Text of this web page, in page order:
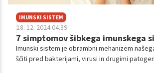
IMUNSKI SISTEM
18. 12. 2024 04.39
7 simptomov šibkega imunskega
Imunski sistem je obrambni mehanizem
ščiti pred bakterijami, virusi in drugimi